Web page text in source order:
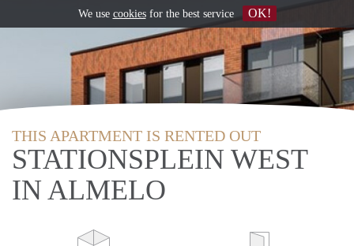
THIS APARTMENT IS RENTED OUT
STATIONSPLEIN WEST
IN ALMELO
We use cookiesfor the best service OK!